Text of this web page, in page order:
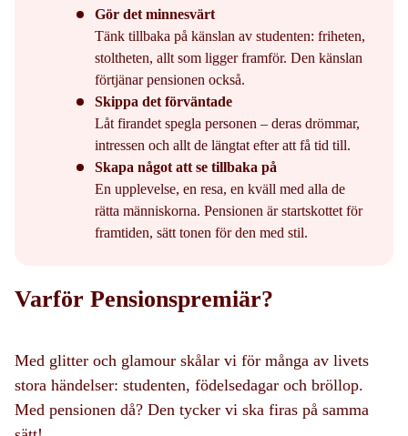
Gör det minnesvärt
Tänk tillbaka på känslan av studenten: friheten,
stoltheten, allt som ligger framför. Den känslan
förtjänar pensionen också.
Skippa det förväntade
Låt firandet spegla personen – deras drömmar,
intressen och allt de längtat efter att få tid till.
Skapa något att se tillbaka på
En upplevelse, en resa, en kväll med alla de
rätta människorna. Pensionen är startskottet för
framtiden, sätt tonen för den med stil.
Varför Pensionspremiär?
Med glitter och glamour skålar vi för många av livets
stora händelser: studenten, födelsedagar och bröllop.
Med pensionen då? Den tycker vi ska firas på samma